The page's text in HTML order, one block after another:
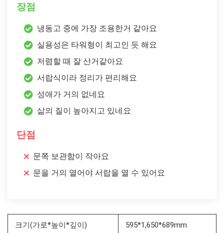
장점
냉동고 중에 가장 조용한거 같아요
실용성은 타워형이 최고인 듯 해요
저렴할 때 잘 산거같아요
서랍식이라 정리가 편리해요
성애가 거의 없네요
삶의 질이 높아지고 있네요
단점
문쪽 보관함이 작아요
문을 거의 열어야 서랍을 열 수 있어요
크기(가로*높이*깊이) 595*1,650*689mm